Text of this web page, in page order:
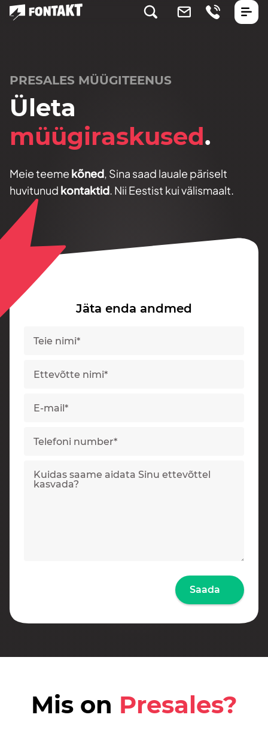
PRESALES MÜÜGITEENUS
Ületa
müügiraskused.
Meie teeme kõned, Sina saad lauale päriselt
huvitunud kontaktid. Nii Eestist kui välismaalt.
Jäta enda andmed
Saada
Mis on Presales?